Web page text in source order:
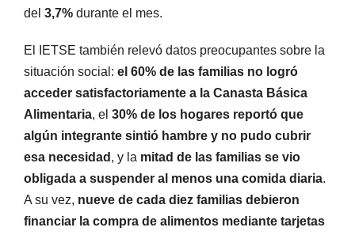
del 3,7% durante el mes.
El IETSE también relevó datos preocupantes sobre la
situación social: el 60% de las familias no logró
acceder satisfactoriamente a la Canasta Básica
Alimentaria, el 30% de los hogares reportó que
algún integrante sintió hambre y no pudo cubrir
esa necesidad , y la mitad de las familias se vio
obligada a suspender al menos una comida diaria.
A su vez, nueve de cada diez familias debieron
financiar la compra de alimentos mediante tarjetas